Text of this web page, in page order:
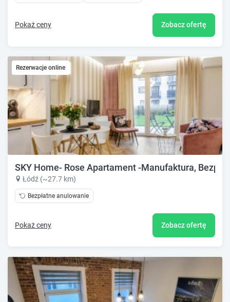
Pokaż ceny Zobacz ofertę
Rezerwacje online
SKY Home- Rose Apartament -Manufaktura,
Łódź (~27.7 km)
Bezpłatne anulowanie
Pokaż ceny Zobacz ofertę